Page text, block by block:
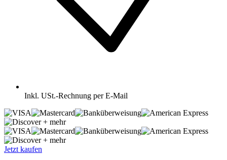
Inkl. USt.-Rechnung per E-Mail
+ mehr
+ mehr
Jetzt kaufen